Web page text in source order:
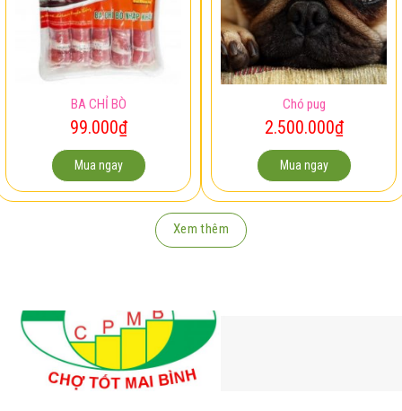
BA CHỈ BÒ
99.000₫
Mua ngay
2.500.000 ₫
Mua ngay
Xem thêm